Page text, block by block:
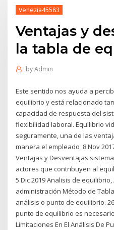
Venezia45583
Ventajas y
la tabla de
byAdmin
Este sentido nos ayuda a
equilibrio y está relacionado
capacidad de respuesta del
flexibilidad laboral. Equilibrio
seguramente, una de las
manera el empleado 8 Nov 2017
Ventajas y Desventajas
actores que contribuyen al
5 Dic 2019 Analisis de
administración Método de
análisis o punto de equilibrio.
punto de equilibrio es
Limitaciones En El Análisis De